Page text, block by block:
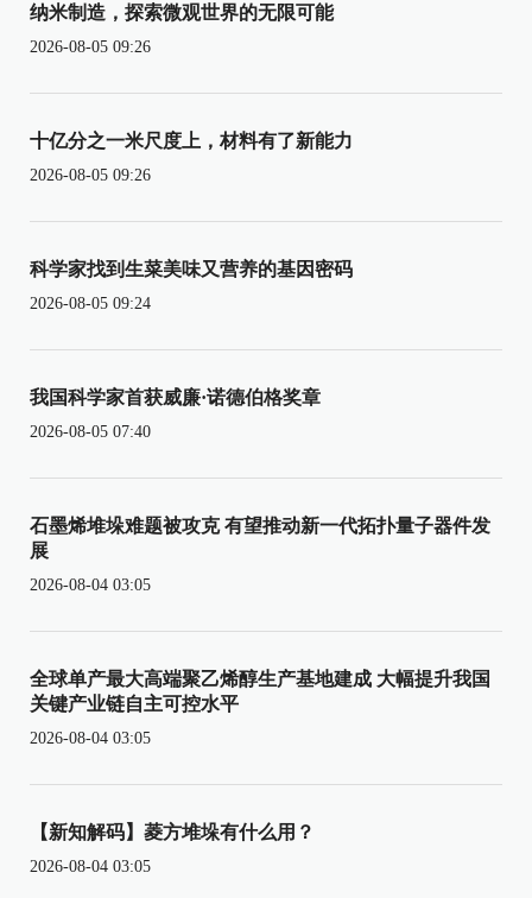
纳米制造，探索微观世界的无限可能
2026-08-05 09:26
十亿分之一米尺度上，材料有了新能力
2026-08-05 09:26
科学家找到生菜美味又营养的基因密码
2026-08-05 09:24
我国科学家首获威廉·诺德伯格奖章
2026-08-05 07:40
石墨烯堆垛难题被攻克 有望推动新一代拓扑量子器件发
展
2026-08-04 03:05
全球单产最大高端聚乙烯醇生产基地建成 大幅提升我国
关键产业链自主可控水平
2026-08-04 03:05
【新知解码】菱方堆垛有什么用？
2026-08-04 03:05